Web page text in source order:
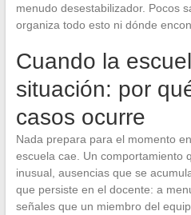
menudo desestabilizador. Pocos
organiza todo esto ni dónde
Cuando la
situación: por
casos ocurre
Nada prepara para el momento
escuela cae. Un comportamiento
inusual, ausencias que se
que persiste en el docente: a
señales que un miembro del